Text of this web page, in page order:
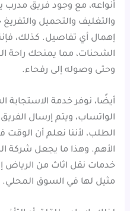
أنواعه، مع وجود فريق
والتغليف والتحميل
إهمال أي تفاصيل. كذلك،
الشحنات، مما يمنحك راحة
وحتى وصوله إلى رفحاء.
أيضًا، نوفر خدمة الاستجابة
الواتساب، ويتم إرسال
الطلب، لأننا نعلم أن
الأهم. وهذا ما يجعل شركة
خدمات نقل اثاث من الرياض
مثيل لها في السوق المحلي.